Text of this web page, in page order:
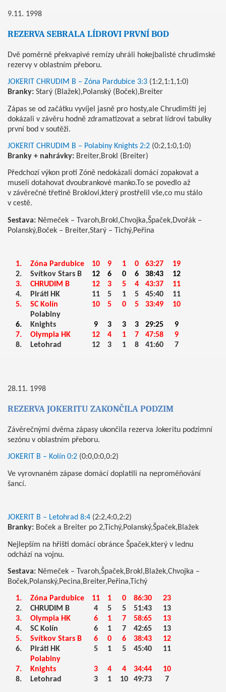
9.11. 1998
REZERVA SEBRALA LÍDROVI PRVNÍ BOD
Dvě poměrně překvapivé remízy uhráli hokejbalisté chrudimské
rezervy v oblastním přeboru.
JOKERIT CHRUDIM B – Zóna Pardubice 3:3 (1:2,1:1,1:0)
Branky: Starý (Blažek),Polanský (Boček),Breiter
Zápas se od začátku vyvíjel jasně pro hosty,ale Chrudimští jej
dokázali v závěru hodně zdramatizovat a sebrat lídrovi tabulky
první bod v soutěži.
JOKERIT CHRUDIM B – Polabiny Knights 2:2 (0:2,1:0,1:0)
Branky + nahrávky: Breiter,Brokl (Breiter)
Předchozí výkon proti Zóně nedokázali domácí zopakovat a
museli dotahovat dvoubrankové manko.To se povedlo až
v závěrečné třetině Broklovi,který prostřelil vše,co mu stálo
v cestě.
Sestava: Němeček – Tvaroh,Brokl,Chvojka,Špaček,Dvořák –
Polanský,Boček – Breiter,Starý – Tichý,Peřina
1. Zóna Pardubice 10 9 1 0 63:27
19
2.
Svítkov Stars B 12 6 0 6 38:43
12
3.
CHRUDIM B 12 3 5 4 43:37
11
4.
Piráti HK 11 5 1 5 45:40
11
5.
SC Kolín 10 5 0 5 33:49 10
6.
Polabiny
Knights
9 3 3 3 29:25
9
7.
Olympia HK 12 4 1 7 47:58
9
8.
Letohrad 12 3 1 8 41:60 7
28.11. 1998
REZERVA JOKERITU ZAKONČILA PODZIM
Závěrečnými dvěma zápasy ukončila rezerva Jokeritu podzimní
sezónu v oblastním přeboru.
JOKERIT B – Kolín 0:2 (0:0,0:0,0:2)
Ve vyrovnaném zápase domácí doplatili na neproměňování
šancí.
JOKERIT B – Letohrad 8:4 (2:2,4:0,2:2)
Branky: Boček a Breiter po 2,Tichý,Polanský,Špaček,Blažek
Nejlepším na hřišti domácí obránce Špaček,který v lednu
odchází na vojnu.
Sestava: Němeček – Tvaroh,Špaček,Brokl,Blažek,Chvojka –
Boček,Polanský,Pecina,Breiter,Peřina,Tichý
1. Zóna Pardubice 11 1 0 86:30
23
2.
CHRUDIM B 4 5 5 51:43
13
3.
Olympia HK 6 1 7 58:65
13
4.
SC Kolín 6 1 7 42:65
13
5.
Svítkov Stars B 6 0 6 38:43
12
6.
Piráti HK 5 1 5 45:40 11
7.
Polabiny
Knights
3 4 4 34:44
10
8.
Letohrad 3 1 10 49:73 7